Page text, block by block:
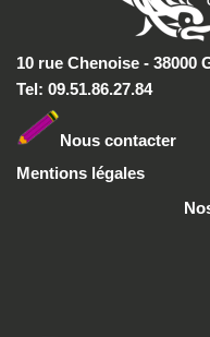
10 rue Chenoise - 38000
Tel: 09.51.86.27.84
Nous contacter
Mentions légales